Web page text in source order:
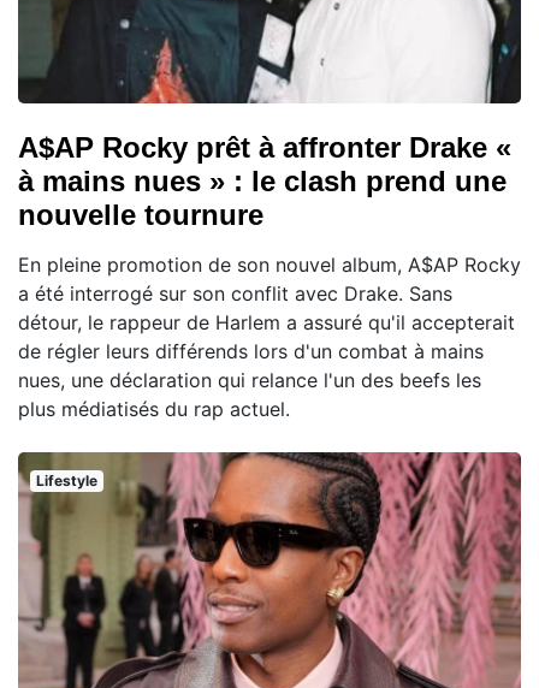
A$AP Rocky prêt à affronter Drake «
à mains nues » : le clash prend une
nouvelle tournure
En pleine promotion de son nouvel album, A$AP Rocky
a été interrogé sur son conflit avec Drake. Sans
détour, le rappeur de Harlem a assuré qu'il accepterait
de régler leurs différends lors d'un combat à mains
nues, une déclaration qui relance l'un des beefs les
plus médiatisés du rap actuel.
Lifestyle